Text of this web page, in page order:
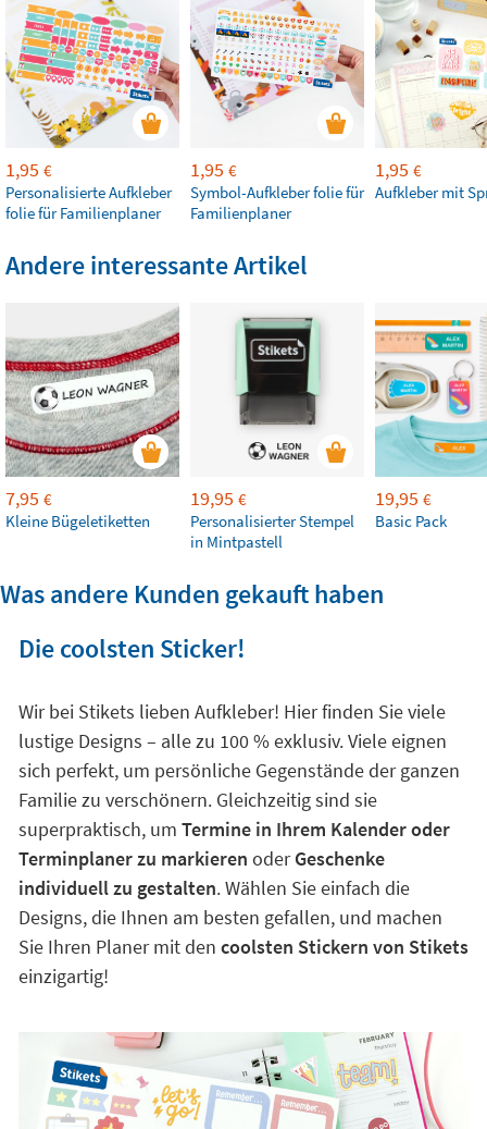
1,95 €
Personalisierte Aufkleber
folie für Familienplaner
1,95 €
Symbol-Aufkleber folie für
Familienplaner
1,95 €
Aufkleber mit
Andere interessante Artikel
7,95 €
Kleine Bügeletiketten
19,95 €
Personalisierter Stempel
in Mintpastell
19,95 €
Basic Pack
Was andere Kunden gekauft haben
Die coolsten Sticker!
Wir bei Stikets lieben Aufkleber! Hier finden Sie viele
lustige Designs – alle zu 100 % exklusiv. Viele eignen
sich perfekt, um persönliche Gegenstände der ganzen
Familie zu verschönern. Gleichzeitig sind sie
superpraktisch, um Termine in Ihrem Kalender oder
Terminplaner zu markieren oderGeschenke
individuell zu gestalten. Wählen Sie einfach die
Designs, die Ihnen am besten gefallen, und machen
Sie Ihren Planer mit den coolsten Stickern von Stikets
einzigartig!